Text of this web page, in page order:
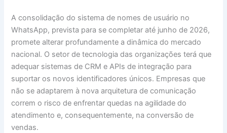
A consolidação do sistema de nomes de usuário no
WhatsApp, prevista para se completar até junho de 2026,
promete alterar profundamente a dinâmica do mercado
nacional. O setor de tecnologia das organizações terá que
adequar sistemas de CRM e APIs de integração para
suportar os novos identificadores únicos. Empresas que
não se adaptarem à nova arquitetura de comunicação
correm o risco de enfrentar quedas na agilidade do
atendimento e, consequentemente, na conversão de
vendas.